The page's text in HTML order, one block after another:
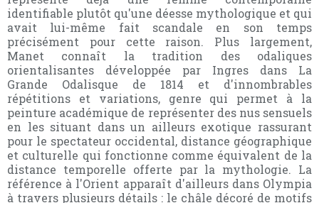
identifiable plutôt qu'une déesse mythologique et qui
avait lui-même fait scandale en son temps
précisément pour cette raison. Plus largement,
Manet connaît la tradition des odaliques
orientalisantes développée par Ingres dans La
Grande Odalisque de 1814 et d'innombrables
répétitions et variations, genre qui permet à la
peinture académique de représenter des nus sensuels
en les situant dans un ailleurs exotique rassurant
pour le spectateur occidental, distance géographique
et culturelle qui fonctionne comme équivalent de la
distance temporelle offerte par la mythologie. La
référence à l'Orient apparaît d'ailleurs dans Olympia
à travers plusieurs détails : le châle décoré de motifs